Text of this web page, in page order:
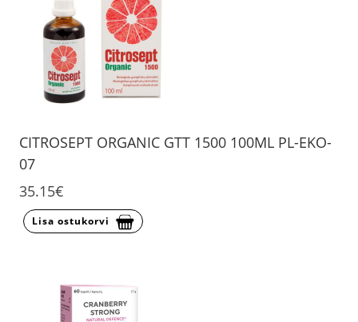
CITROSEPT ORGANIC GTT 1500 100ML PL-EKO-
07
35.15€
Lisa ostukorvi